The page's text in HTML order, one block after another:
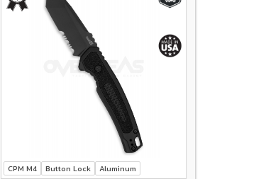
CPM M4 Button Lock Aluminum